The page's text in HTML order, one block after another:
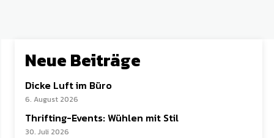
Neue Beiträge
Dicke Luft im Büro
6. August 2026
Thrifting-Events: Wühlen mit Stil
30. Juli 2026